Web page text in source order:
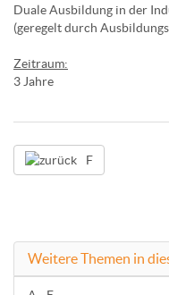
Duale Ausbildung in der
(geregelt durch
Zeitraum:
3 Jahre
F
Weitere Themen in